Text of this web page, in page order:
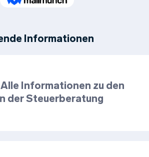
Informationen
Alle Informationen zu den
der Steuerberatung